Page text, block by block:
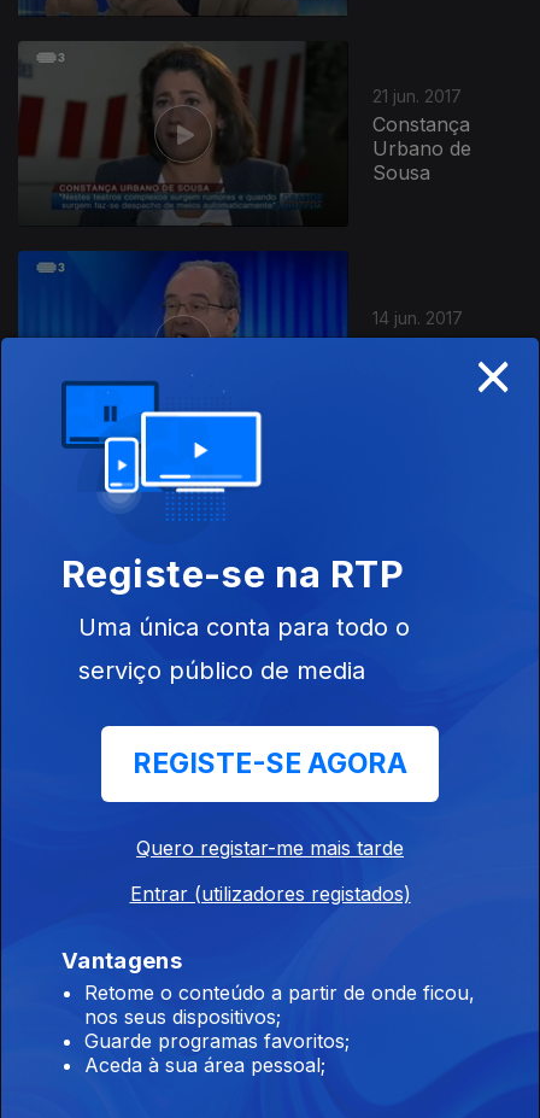
21 jun. 2017
Constança
Urbano de
Sousa
14 jun. 2017
Manuel
Clara Ferreira
Alves
31 mai. 2017
Elisa Ferreira
Escobar
×
Registe-se na RTP
Uma única conta para todo o
serviço público de media
REGISTE-SE AGORA
Quero registar-me mais tarde
Entrar (utilizadores registados)
Vantagens
Retome o conteúdo a partir de onde ficou,
nos seus dispositivos;
Guarde programas favoritos;
Aceda à sua área pessoal;